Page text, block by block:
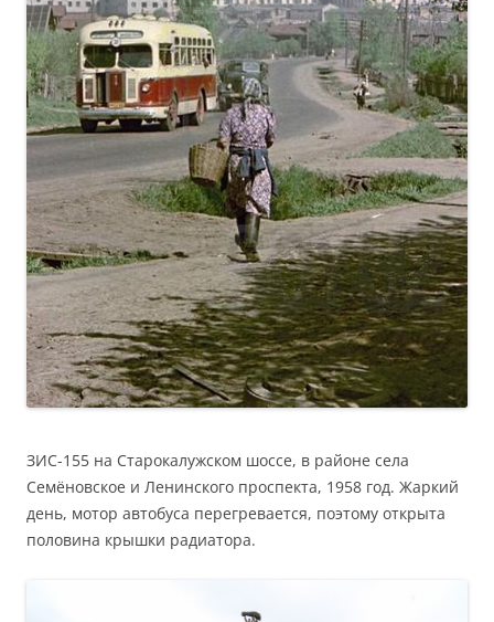
ЗИС-155 на Старокалужском шоссе, в районе села
Семёновское и Ленинского проспекта, 1958 год. Жаркий
день, мотор автобуса перегревается, поэтому открыта
половина крышки радиатора.